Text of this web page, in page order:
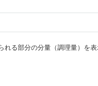
る部分の分量（調理量）を表